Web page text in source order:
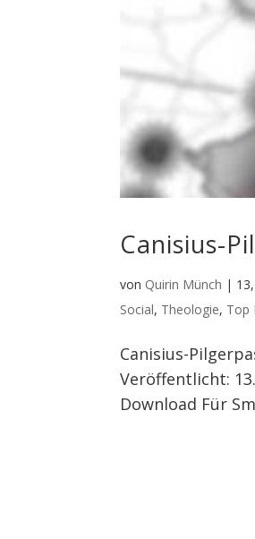
Canisius-
von Quirin Münch |
Social, Theologie, Top
Canisius-
Veröffentlicht:
Download Für